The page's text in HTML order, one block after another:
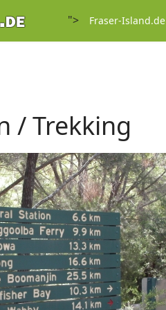
"> Fraser-Island.de
/ Trekking